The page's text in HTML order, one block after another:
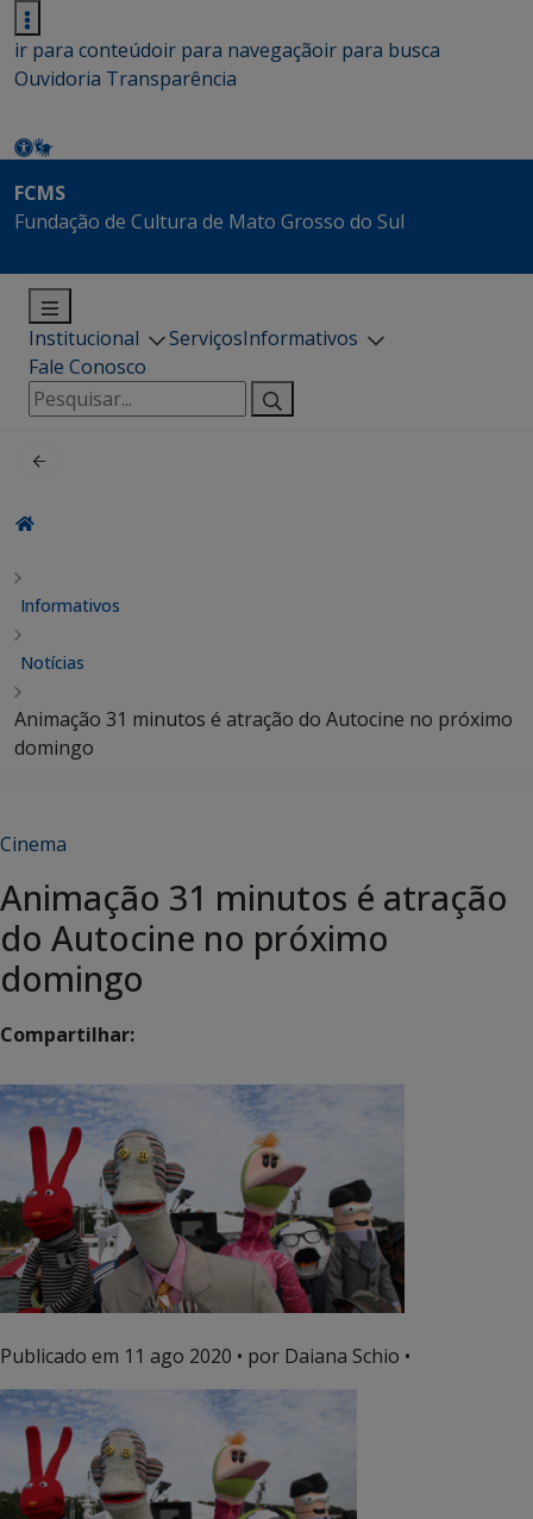
ir para conteúdoir para navegaçãoir para busca
Ouvidoria Transparência
FCMS
Fundação de Cultura de Mato Grosso do Sul
Institucional ServiçosInformativos
Fale Conosco
Pesquisar
por:
Informativos
Notícias
Animação 31 minutos é atração do Autocine no próximo
domingo
Cinema
Animação 31 minutos é atração
do Autocine no próximo
domingo
Compartilhar:
Publicado em 11 ago 2020 • por Daiana Schio •